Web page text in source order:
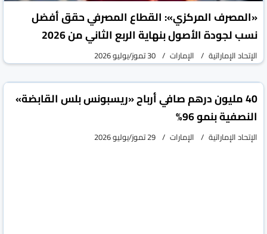
«المصرف المركزي»: القطاع المصرفي حقق أفضل
نسب لجودة الأصول بنهاية الربع الثاني من 2026
الإتحاد الإماراتية الإمارات 30 تموز/يوليو 2026
40 مليون درهم صافي أرباح «ريسبونس بلس القابضة»
النصفية بنمو 96%
الإتحاد الإماراتية الإمارات 29 تموز/يوليو 2026